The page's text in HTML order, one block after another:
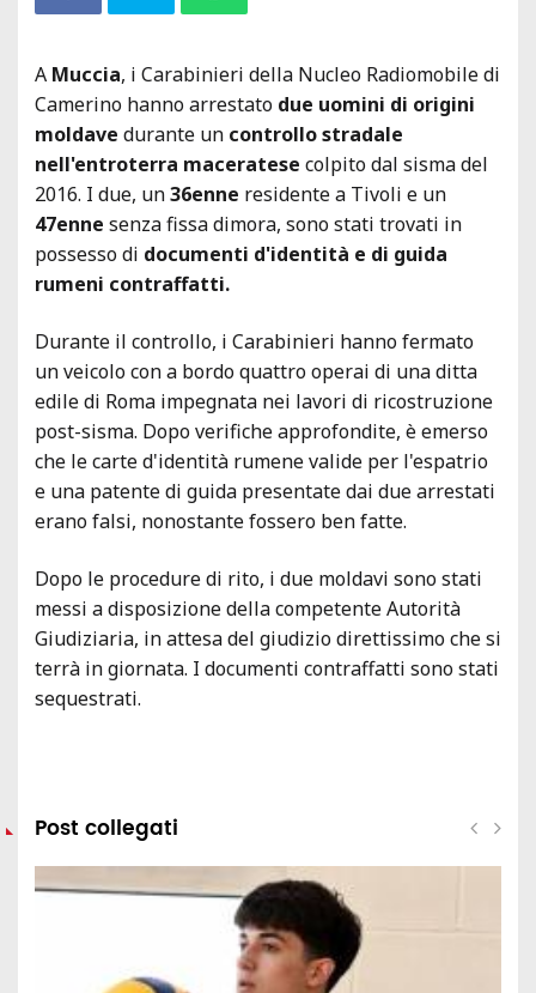
A Muccia, i Carabinieri della Nucleo Radiomobile di
Camerino hanno arrestato due uomini di origini
moldave durante un controllo stradale
nell'entroterra maceratese colpito dal sisma del
2016. I due, un36enne residente a Tivoli e un
47enne senza fissa dimora, sono stati trovati in
possesso di documenti d'identità e di guida
rumeni contraffatti.
Durante il controllo, i Carabinieri hanno fermato
un veicolo con a bordo quattro operai di una ditta
edile di Roma impegnata nei lavori di ricostruzione
post-sisma. Dopo verifiche approfondite, è emerso
che le carte d'identità rumene valide per l'espatrio
e una patente di guida presentate dai due arrestati
erano falsi, nonostante fossero ben fatte.
Dopo le procedure di rito, i due moldavi sono stati
messi a disposizione della competente Autorità
Giudiziaria, in attesa del giudizio direttissimo che si
terrà in giornata. I documenti contraffatti sono stati
sequestrati.
Post collegati